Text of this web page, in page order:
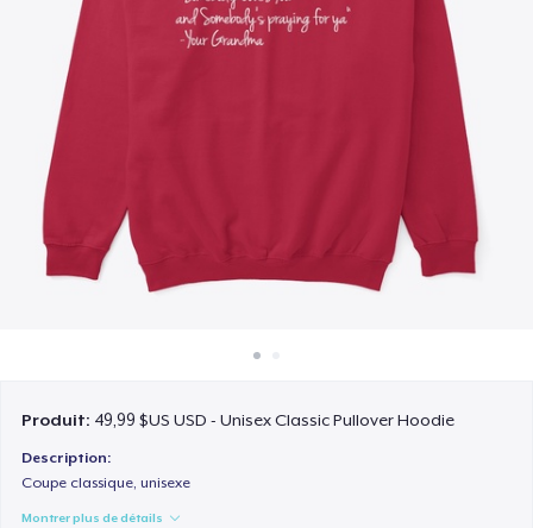
Produit: 49,99 $US USD - Unisex Classic Pullover Hoodie
Description:
Coupe classique, unisexe
Montrer plus de détails